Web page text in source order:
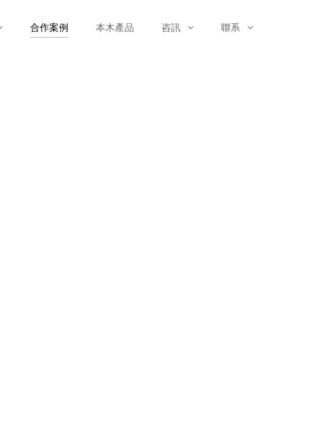
合作案例 本木產品 咨訊 聯系